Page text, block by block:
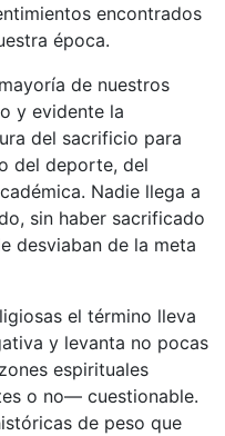
encontrados
época.
de nuestros
y evidente la
del sacrificio para
del deporte, del
Nadie llega a
sin haber sacrificado
desviaban de la meta
el término lleva
y levanta no pocas
espirituales
o no— cuestionable.
de peso que